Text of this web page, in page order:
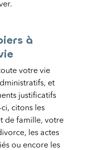
à
votre vie
et
justificatifs
ci, citons les
de famille, votre
les actes
ou encore les